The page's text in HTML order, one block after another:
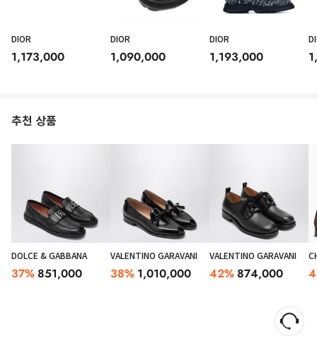
DIOR
1,173,000
DIOR
1,090,000
DIOR
1,193,000
추천 상품
DOLCE & GABBANA
37%851,000
VALENTINO GARAVANI
38% 1,010,000
VALENTINO GARAVANI
42%874,000